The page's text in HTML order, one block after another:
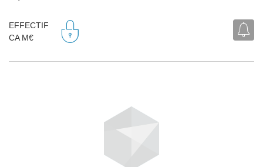
EFFECTIF
CA M€